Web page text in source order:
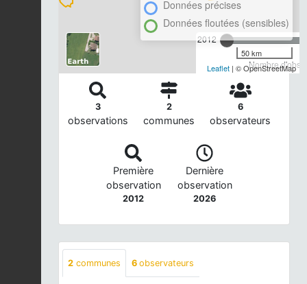
2012
Nombre
Données précises
Données floutées (sensibles)
50 km
Leaflet | © OpenStreetMap
3
observations
2
communes
6
observateurs
Première
observation
2012
Dernière
observation
2026
2 communes 6 observateurs